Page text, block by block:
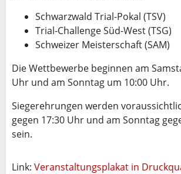
Schwarzwald Trial-Pokal (TSV)
Trial-Challenge Süd-West (TSG)
Schweizer Meisterschaft (SAM)
Die Wettbewerbe beginnen am
Uhr und am Sonntag um 10:00 Uhr.
Siegerehrungen werden
gegen 17:30 Uhr und am Sonntag
sein.
Link: Veranstaltungsplakat in